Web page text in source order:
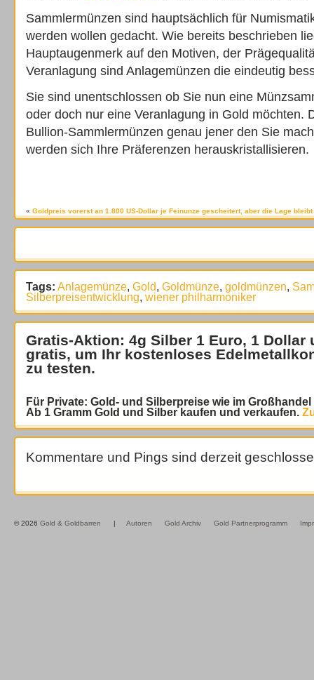
Sammlermünzen sind hauptsächlich für
werden wollen gedacht. Wie bereits beschrieben
Hauptaugenmerk auf den Motiven, der
Veranlagung sind Anlagemünzen die eindeutig
Sie sind unentschlossen ob Sie nun eine
oder doch nur eine Veranlagung in Gold möchten.
Bullion-Sammlermünzen genau jener den Sie
werden sich Ihre Präferenzen herauskristallisieren.
« Goldpreis vorerst an 1.800 US-Dollar je Feinunze gescheitert, aber die Lage
Tags: Anlagemünze, Gold, Goldmünze, goldmünzen,
Silberpreisentwicklung, wiener philharmoniker
Gratis-Aktion: 4g Silber 1 Euro, 1 Dollar
gratis, um Ihr kostenloses
zu testen.
Für Private: Gold- und Silberpreise wie im
Ab 1 Gramm Gold und Silber kaufen und verkaufen.
Kommentare und Pings sind derzeit
© 2026 Gold & Goldbarren | Autoren Gold Archiv Gold Partnerprogramm